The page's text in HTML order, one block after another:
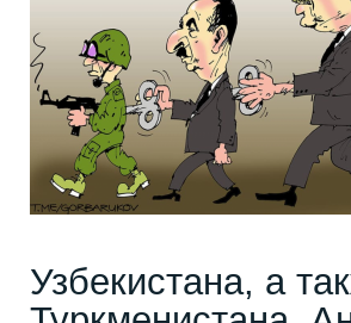
Узбекистана, а